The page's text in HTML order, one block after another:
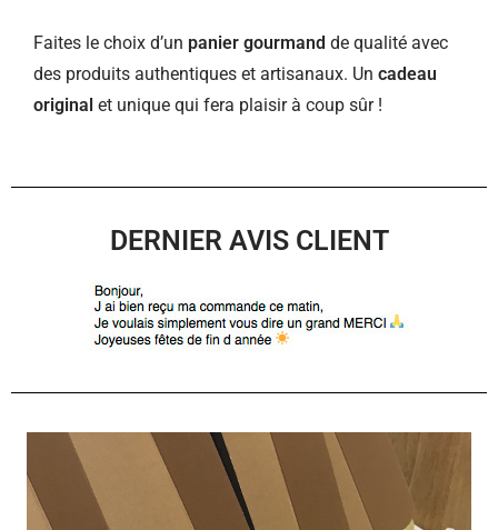
Faites le choix d’un panier gourmand de qualité avec
des produits authentiques et artisanaux. Un cadeau
original et unique qui fera plaisir à coup sûr !
DERNIER AVIS CLIENT